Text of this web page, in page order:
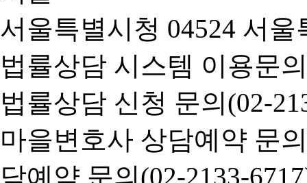
서울특별시청 04524 서
법률상담 시스템 이용문
법률상담 신청 문의(02-
마을변호사 상담예약 문
담예약 문의(02-2133-